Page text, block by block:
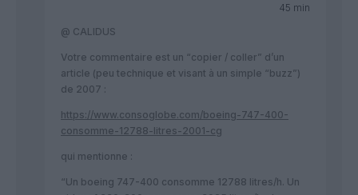
45 min
@ CALIDUS
Votre commentaire est un “copier / coller” d’un
article (peu technique et visant à un simple “buzz”)
de 2007 :
https://www.consoglobe.com/boeing-747-400-
consomme-12788-litres-2001-cg
qui mentionne :
“Un boeing 747-400 consomme 12788 litres/h. Un